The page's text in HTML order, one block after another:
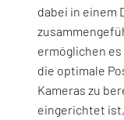
dabei in einem
ermöglichen
die optimale
Kameras zu
eingerichtet